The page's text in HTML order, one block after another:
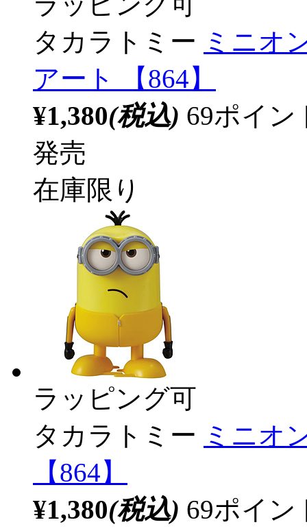
タカラトミー ミニオ
アート 【864】
¥1,380(税込) 69ポイ
発売
在庫限り
ラッピング可
タカラトミー ミニオ
【864】
¥1,380(税込) 69ポイ